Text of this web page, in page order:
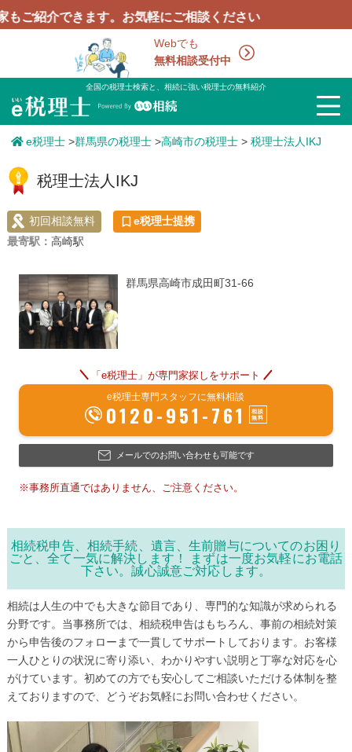
Webでも
無料相談受付中
できます。お気軽にご相談ください
全国の税理士検索と、相続に強い税理士の無料紹介
e税理士>群馬県の税理士>高崎市の税理士> 税理士法人IKJ
税理士法人IKJ
初回相談無料
e税理士提携
最寄駅： 高崎駅
群馬県高崎市成田町31-66
「e税理士」が専門家探しをサポート
e税理士専門スタッフに無料相談
0120-951-761
メールでのお問い合わせも可能です
※事務所直通ではありません、ご注意ください。
相続税申告、相続手続、遺言、生前贈与についてのお困り
ごと、全て一気に解決します！ まずは一度お気軽にお電話
下さい。誠心誠意ご対応します。
相続は人生の中でも大きな節目であり、専門的な知識が求められる
分野です。当事務所では、相続税申告はもちろん、事前の相続対策
から申告後のフォローまで一貫してサポートしております。お客様
一人ひとりの状況に寄り添い、わかりやすい説明と丁寧な対応を心
がけています。初めての方でも安心してご相談いただける体制を整
えておりますので、どうぞお気軽にお問い合わせください。